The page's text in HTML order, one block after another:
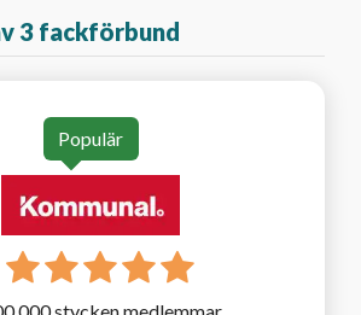
3 fackförbund
Populär